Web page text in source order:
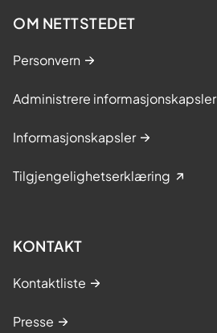
OM NETTSTEDET
Personvern
Administrere informasjonskapsler
Informasjonskapsler
Tilgjengelighetserklæring
KONTAKT
Kontaktliste
Presse